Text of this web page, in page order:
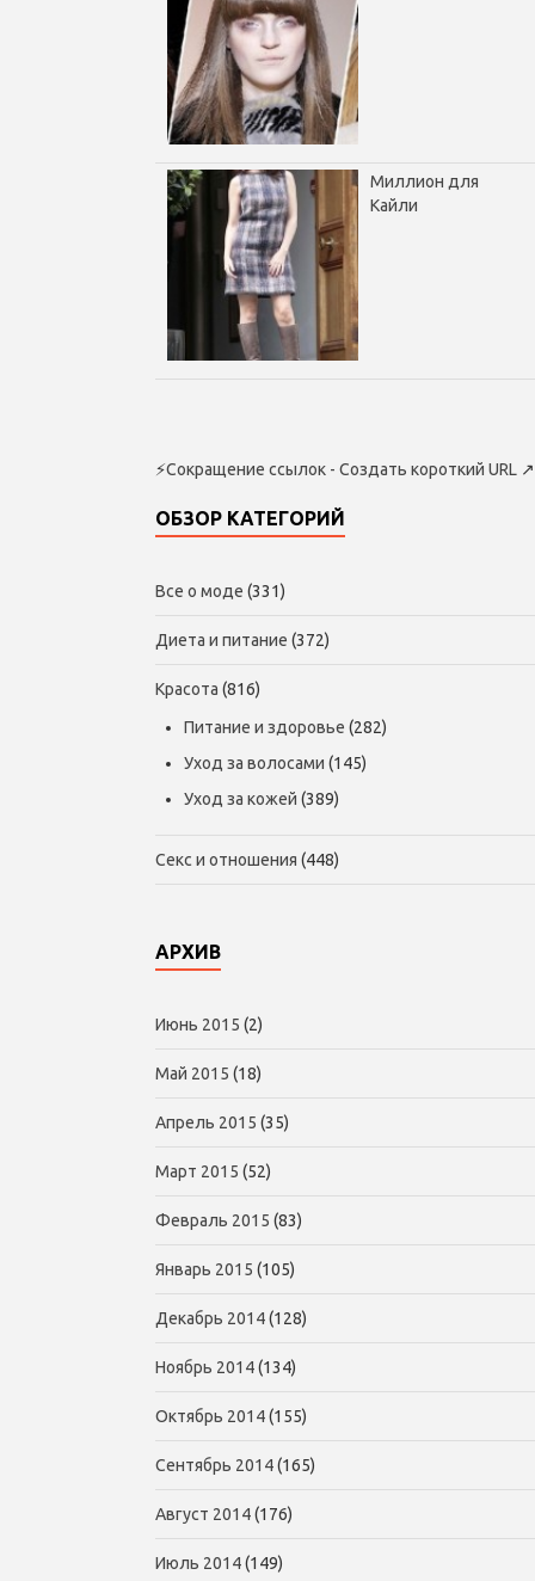
Миллион для
Кайли
⚡Сокращение ссылок - Создать короткий URL ↗
ОБЗОР КАТЕГОРИЙ
Все о моде (331)
Диета и питание (372)
Красота (816)
Питание и здоровье (282)
Уход за волосами (145)
Уход за кожей (389)
Секс и отношения (448)
АРХИВ
Июнь 2015 (2)
Май 2015 (18)
Апрель 2015 (35)
Март 2015 (52)
Февраль 2015 (83)
Январь 2015 (105)
Декабрь 2014(128)
Ноябрь 2014(134)
Октябрь 2014(155)
Сентябрь 2014(165)
Август 2014(176)
Июль 2014(149)